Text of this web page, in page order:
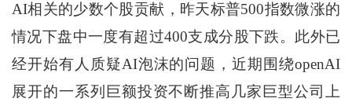
AI相关的少数个股贡献，昨天标普500指数微涨的
情况下盘中一度有超过400支成分股下跌。此外已
经开始有人质疑AI泡沫的问题，近期围绕openAI
展开的一系列巨额投资不断推高几家巨型公司上